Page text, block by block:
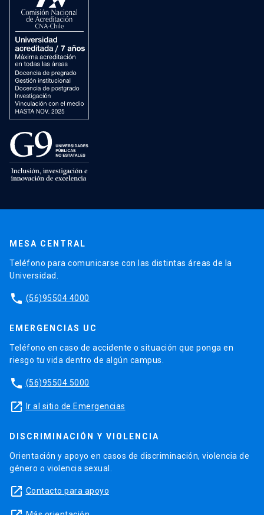
MESA CENTRAL
Teléfono para comunicarse con las distintas áreas de la
Universidad.
phone (56)95504 4000
EMERGENCIAS UC
Teléfono en caso de accidente o situación que ponga en
riesgo tu vida dentro de algún campus.
phone (56)95504 5000
launch Ir al sitio de Emergencias
DISCRIMINACIÓN Y VIOLENCIA
Orientación y apoyo en casos de discriminación, violencia de
género o violencia sexual.
launch Contacto para apoyo